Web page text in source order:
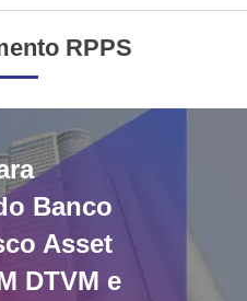
BUSCASRPPS
Banco
Asset
DTVM e